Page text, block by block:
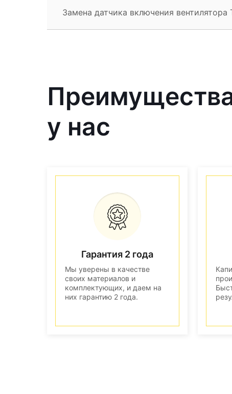
Замена датчика включения вентилятора
у нас
Гарантия 2 года
Мы уверены в качестве
своих материалов и
комплектующих, и даем на
них гарантию 2 года.